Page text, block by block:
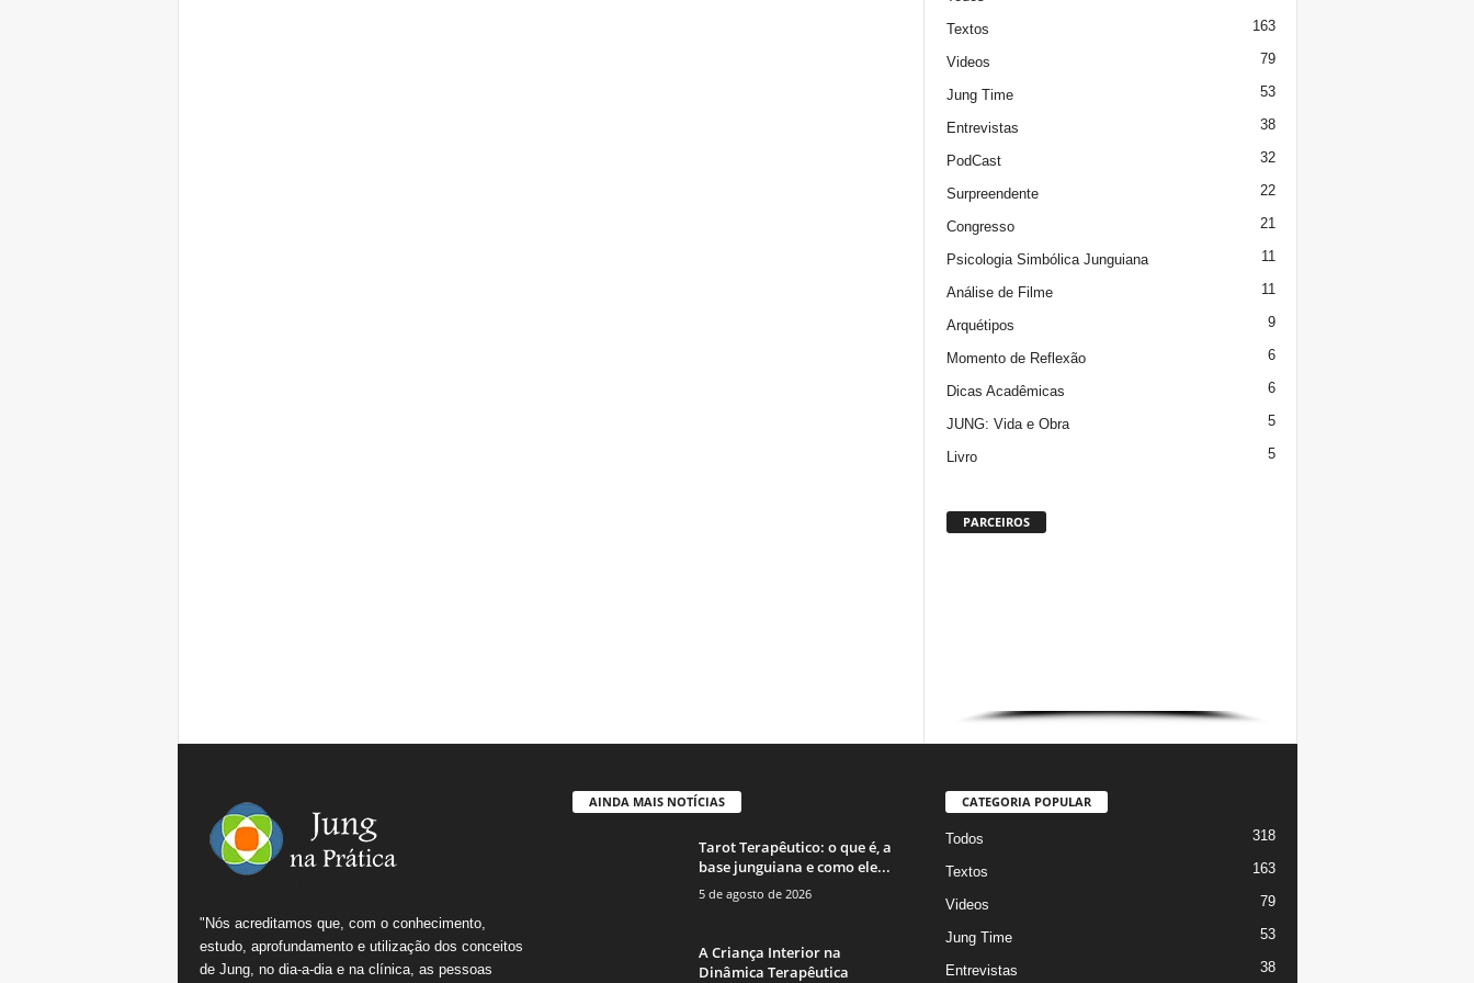
Textos 163
Videos 79
Jung Time 53
Entrevistas 38
PodCast 32
Surpreendente 22
Congresso 21
Psicologia Simbólica Junguiana 11
Análise de Filme 11
Arquétipos 9
Momento de Reflexão 6
Dicas Acadêmicas 6
JUNG: Vida e Obra 5
Livro 5
PARCEIROS
"Nós acreditamos que, com o conhecimento,
estudo, aprofundamento e utilização dos conceitos
de Jung, no dia-a-dia e na clínica, as pessoas
AINDA MAIS NOTÍCIAS
Tarot Terapêutico: o que é, a
base junguiana e como ele...
5 de agosto de 2026
A Criança Interior na
Dinâmica Terapêutica
CATEGORIA POPULAR
Todos 318
Textos 163
Videos 79
Jung Time 53
Entrevistas 38